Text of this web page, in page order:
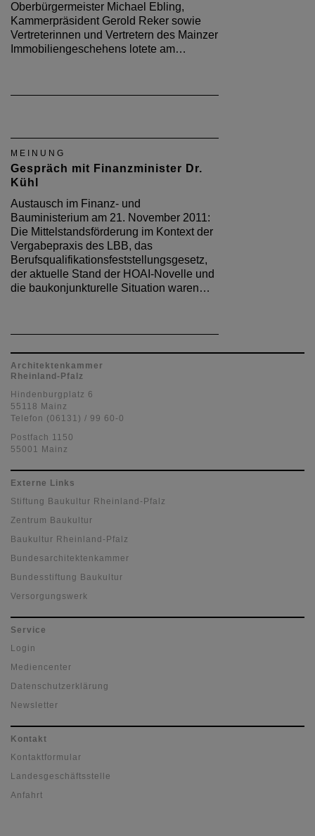
Oberbürgermeister Michael Ebling,
Kammerpräsident Gerold Reker sowie
Vertreterinnen und Vertretern des Mainzer
Immobiliengeschehens lotete am…
MEINUNG
Gespräch mit Finanzminister Dr.
Kühl
Austausch im Finanz- und
Bauministerium am 21. November 2011:
Die Mittelstandsförderung im Kontext der
Vergabepraxis des LBB, das
Berufsqualifikationsfeststellungsgesetz,
der aktuelle Stand der HOAI-Novelle und
die baukonjunkturelle Situation waren…
Architektenkammer
Rheinland-Pfalz
Hindenburgplatz 6
55118 Mainz
Telefon (06131) / 99 60-0
Postfach 1150
55001 Mainz
Externe Links
Stiftung Baukultur Rheinland-Pfalz
Zentrum Baukultur
Baukultur Rheinland-Pfalz
Bundesarchitektenkammer
Bundesstiftung Baukultur
Versorgungswerk
Service
Login
Mediencenter
Datenschutzerklärung
Newsletter
Kontakt
Kontaktformular
Landesgeschäftsstelle
Anfahrt